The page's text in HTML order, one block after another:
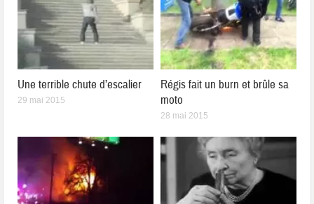
Une terrible chute d’escalier
29 mai 2015
Régis fait un burn et brûle sa
moto
28 mai 2015